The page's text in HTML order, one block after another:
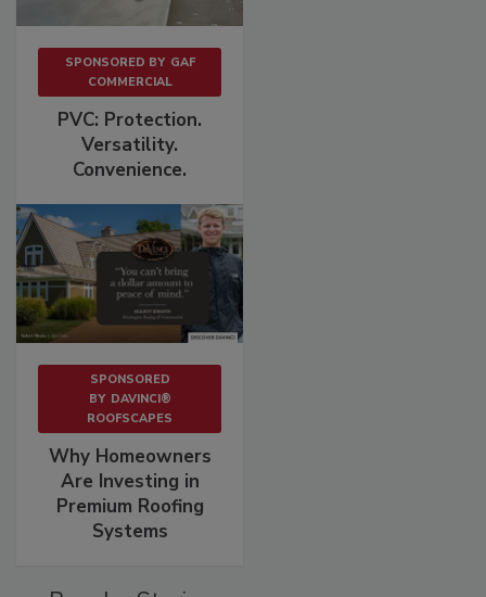
SPONSORED BY GAF
COMMERCIAL
PVC: Protection.
Versatility.
Convenience.
SPONSORED
BY DAVINCI®
ROOFSCAPES
Why Homeowners
Are Investing in
Premium Roofing
Systems